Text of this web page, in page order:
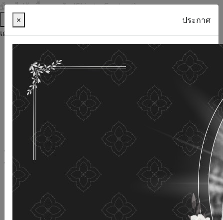
ข้ามไปยังเนื้อหาหลัก (Skip to Content)
ช่วยเหลือ
เครื่องมือการเข้าถึง
ภาษาไทย
ภาษาอังกฤษ
เพิ่มขนาดตัวอักษร
ลดขนาดตัวอักษร
ขนาดตัวอักษรปกติ
ความคมชัดสูง
ความคมชัดเชิงลบ
ความคมชัดปกติ
เปิดอ่านด้วยเสียง
ปิดอ่านด้วยเสียง
ผังเว็บไซต์
เว็บไซต์นี้ใช้คุกกี้ (Cookies)
กรมกิจการผู้สูงอายุ
ให้ความสำคัญต่อข้อมูลส่วนบุคคลของ
ท่าน เพื่อการพัฒนาและปรับปรุงเว็บไซต์ หากท่านใช้บริการ
× ประกาศ